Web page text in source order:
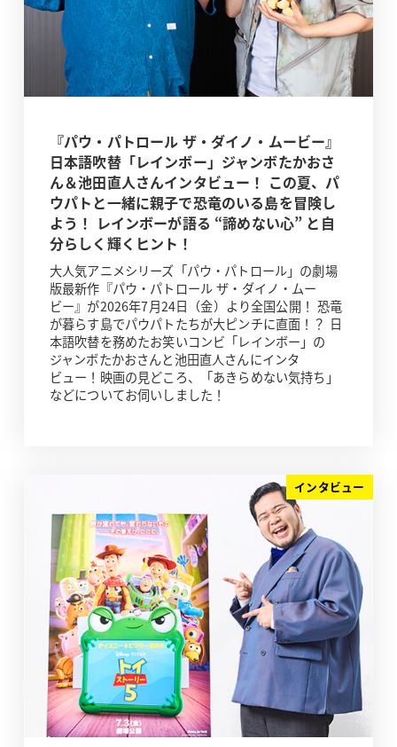
『パウ・パトロール ザ・ダイノ・ムービー』
日本語吹替「レインボー」ジャンボたかおさ
ん＆池田直人さんインタビュー！ この夏、パ
ウパトと一緒に親子で恐竜のいる島を冒険し
よう！ レインボーが語る “諦めない心” と自
分らしく輝くヒント！
大人気アニメシリーズ「パウ・パトロール」の劇場
版最新作『パウ・パトロール ザ・ダイノ・ムー
ビー』が2026年7月24日（金）より全国公開！ 恐竜
が暮らす島でパウパトたちが大ピンチに直面！？ 日
本語吹替を務めたお笑いコンビ「レインボー」の
ジャンボたかおさんと池田直人さんにインタ
ビュー！映画の見どころ、「あきらめない気持ち」
などについてお伺いしました！
インタビュー